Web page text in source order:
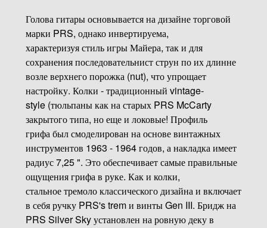
Голова гитары основывается на дизайне торговой
марки PRS, однако инвертируема,
характеризуя стиль игры Майера, так и для
сохранения последовательнист струн по их длинне
возле верхнего порожка (nut), что упрощает
настройку. Колки - традиционный vintage-
style (тюльпаны как на старых PRS McCarty
закрытого типа, но еще и локовые! Профиль
грифа был смоделирован на основе винтажных
инструментов 1963 - 1964 годов, а накладка имеет
радиус 7,25 ". Это обеспечивает самые правильные
ощущения грифа в руке. Как и колки,
стальное тремоло классического дизайна и включает
в себя ручку PRS's trem и винты Gen III. Бридж на
PRS Silver Sky установлен на ровную деку в